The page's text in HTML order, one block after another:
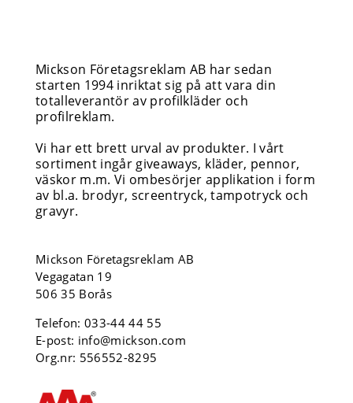
Mickson Företagsreklam AB har sedan
starten 1994 inriktat sig på att vara din
totalleverantör av profilkläder och
profilreklam.
Vi har ett brett urval av produkter. I vårt
sortiment ingår giveaways, kläder, pennor,
väskor m.m. Vi ombesörjer applikation i form
av bl.a. brodyr, screentryck, tampotryck och
gravyr.
Mickson Företagsreklam AB
Vegagatan 19
506 35 Borås
Telefon:033-44 44 55
E-post: info@mickson.com
Org.nr: 556552-8295